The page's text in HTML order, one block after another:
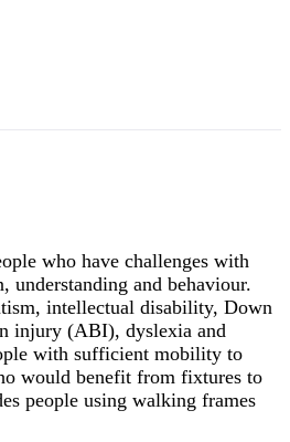
who have challenges with
understanding and behaviour.
intellectual disability, Down
injury (ABI), dyslexia and
with sufficient mobility to
would benefit from fixtures to
people using walking frames